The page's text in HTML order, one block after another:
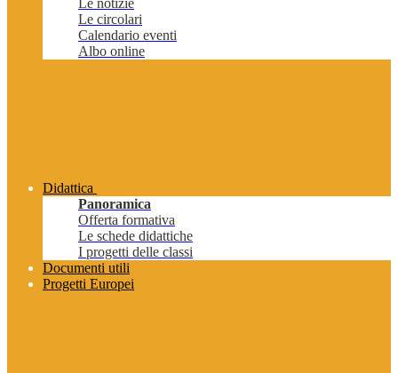
Le notizie
Le circolari
Calendario eventi
Albo online
Didattica
Panoramica
Offerta formativa
Le schede didattiche
I progetti delle classi
Documenti utili
Progetti Europei